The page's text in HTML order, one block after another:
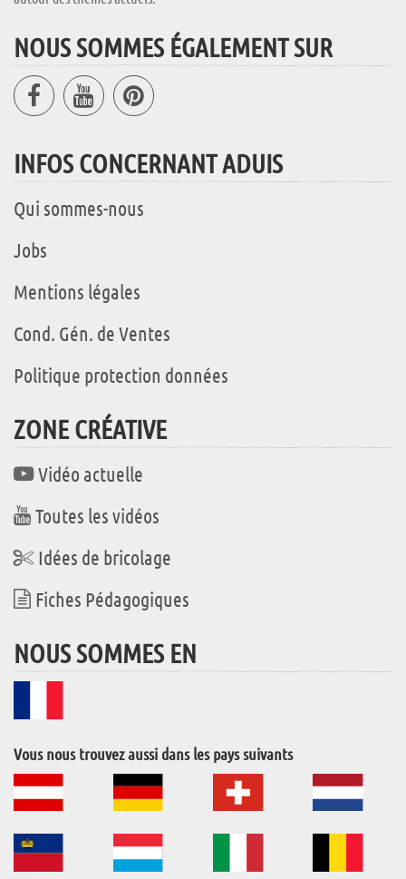
NOUS SOMMES ÉGALEMENT SUR
INFOS CONCERNANT ADUIS
Qui sommes-nous
Jobs
Mentions légales
Cond. Gén. de Ventes
Politique protection données
ZONE CRÉATIVE
Vidéo actuelle
Toutes les vidéos
Idées de bricolage
Fiches Pédagogiques
NOUS SOMMES EN
Vous nous trouvez aussi dans les pays suivants